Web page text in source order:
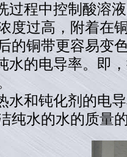
过程中控制酸溶
度过高，附着在
的铜带更容易变
水的电导率。即
水和钝化剂的电
纯水的水的质量